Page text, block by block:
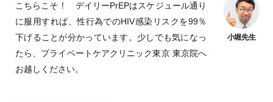
こちらこそ！ デイリーPrEPはスケジュール通り
に服用すれば、性行為でのHIV感染リスクを99％
下げることが分かっています。少しでも気になっ
たら、プライベートケアクリニック東京 東京院へ
お越しください。